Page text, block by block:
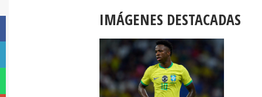
IMÁGENES DESTACADAS